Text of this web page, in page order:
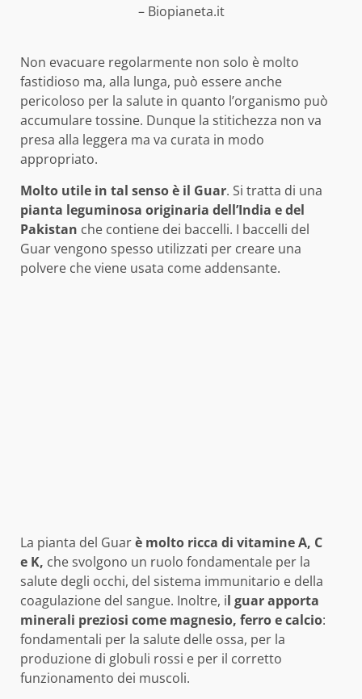
– Biopianeta.it
Non evacuare regolarmente non solo è molto
fastidioso ma, alla lunga, può essere anche
pericoloso per la salute in quanto l’organismo può
accumulare tossine. Dunque la stitichezza non va
presa alla leggera ma va curata in modo
appropriato.
Molto utile in tal senso è il Guar. Si tratta di una
pianta leguminosa originaria dell’India e del
Pakistan che contiene dei baccelli. I baccelli del
Guar vengono spesso utilizzati per creare una
polvere che viene usata come addensante.
La pianta del Guarè molto ricca di vitamine A, C
e K, che svolgono un ruolo fondamentale per la
salute degli occhi, del sistema immunitario e della
coagulazione del sangue. Inoltre, il guar apporta
minerali preziosi come magnesio, ferro e calcio:
fondamentali per la salute delle ossa, per la
produzione di globuli rossi e per il corretto
funzionamento dei muscoli.